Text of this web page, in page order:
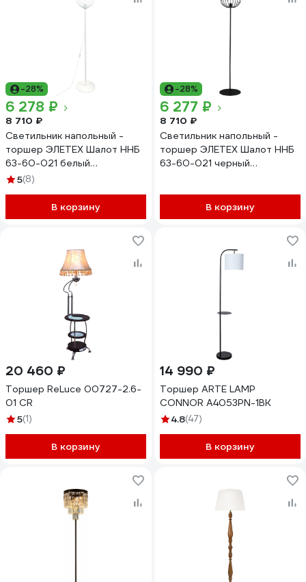
-28%
6 278 ₽
8 710 ₽
Светильник напольный -
торшер ЭЛЕТЕХ Шалот ННБ
63-60-021 белый
1005405062
5(8)
В корзину
-28%
6 277 ₽
8 710 ₽
Светильник напольный -
торшер ЭЛЕТЕХ Шалот ННБ
63-60-021 черный
В корзину
20 460 ₽
Торшер ReLuce 00727-2.6-
01 CR
5(1)
В корзину
14 990 ₽
Торшер ARTE LAMP
CONNOR A4053PN-1BK
4.8(47)
В корзину